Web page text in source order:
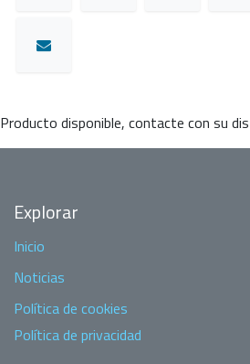
Producto disponible, contacte con su
Explorar
Inicio
Noticias
Política de cookies
Política de privacidad